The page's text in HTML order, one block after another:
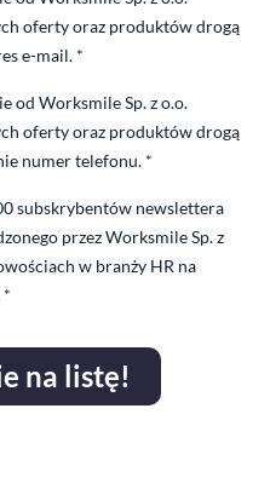
oferty oraz produktów drogą
e-mail. *
od Worksmile Sp. z o.o.
oferty oraz produktów drogą
numer telefonu. *
subskrybentów newslettera
przez Worksmile Sp. z
w branży HR na
*
na listę!